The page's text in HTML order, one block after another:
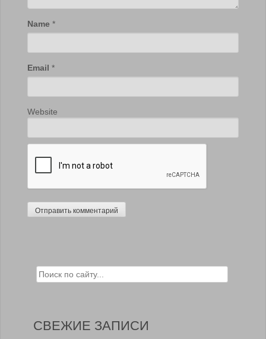
Name *
Email *
Website
Search for:
СВЕЖИЕ ЗАПИСИ